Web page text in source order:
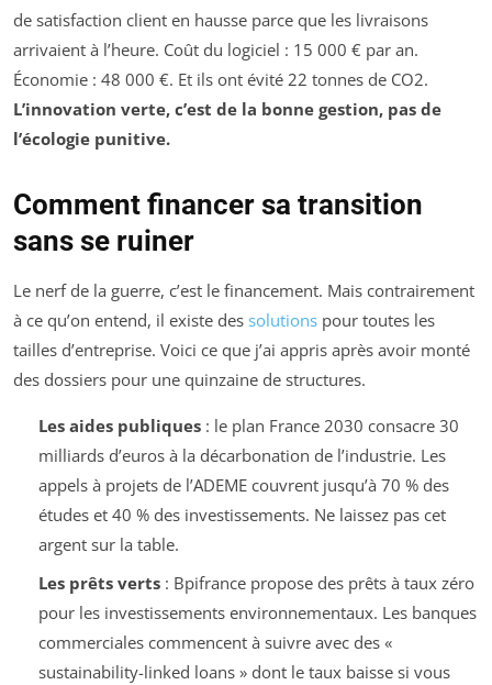
de satisfaction client en hausse parce que les livraisons
arrivaient à l’heure. Coût du logiciel : 15 000 € par an.
Économie : 48 000 €. Et ils ont évité 22 tonnes de CO2.
L’innovation verte, c’est de la bonne gestion, pas de
l’écologie punitive.
Comment financer sa transition
sans se ruiner
Le nerf de la guerre, c’est le financement. Mais contrairement
à ce qu’on entend, il existe des solutions pour toutes les
tailles d’entreprise. Voici ce que j’ai appris après avoir monté
des dossiers pour une quinzaine de structures.
Les aides publiques: le plan France 2030 consacre 30
milliards d’euros à la décarbonation de l’industrie. Les
appels à projets de l’ADEME couvrent jusqu’à 70 % des
études et 40 % des investissements. Ne laissez pas cet
argent sur la table.
Les prêts verts: Bpifrance propose des prêts à taux zéro
pour les investissements environnementaux. Les banques
commerciales commencent à suivre avec des «
sustainability-linked loans » dont le taux baisse si vous